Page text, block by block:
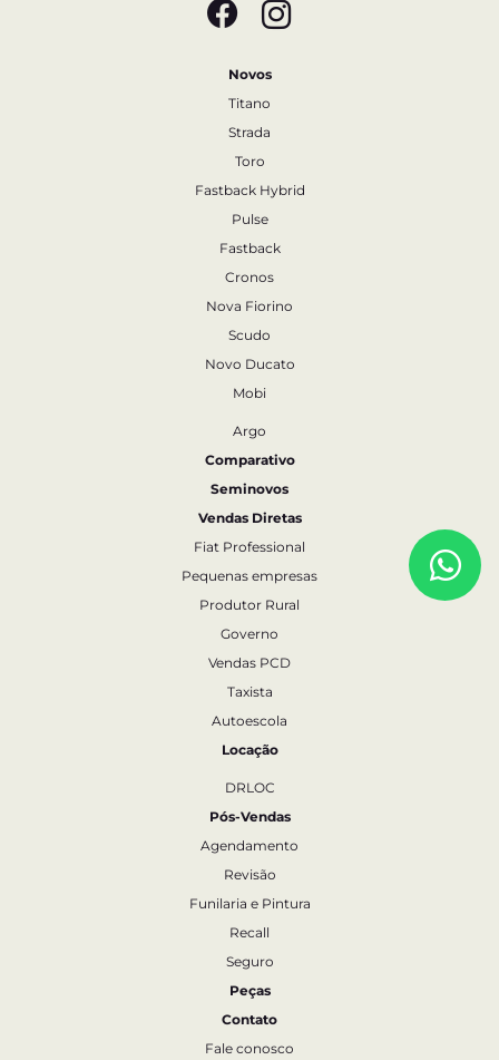
Novos
Titano
Strada
Toro
Fastback Hybrid
Pulse
Fastback
Cronos
Nova Fiorino
Scudo
Novo Ducato
Mobi
Argo
Comparativo
Seminovos
Vendas Diretas
Fiat Professional
Pequenas empresas
Produtor Rural
Governo
Vendas PCD
Taxista
Autoescola
Locação
DRLOC
Pós-Vendas
Agendamento
Revisão
Funilaria e Pintura
Recall
Seguro
Peças
Contato
Fale conosco